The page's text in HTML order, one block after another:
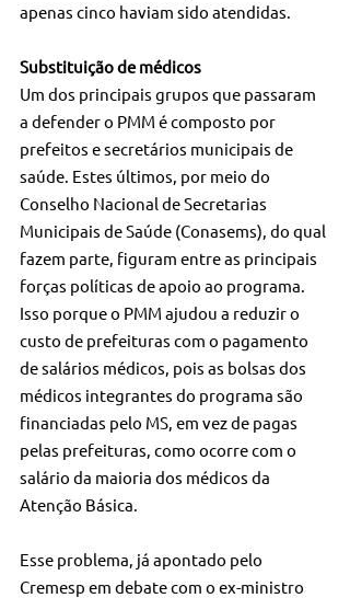
apenas cinco haviam sido atendidas.
Substituição de médicos
Um dos principais grupos que passaram
a defender o PMM é composto por
prefeitos e secretários municipais de
saúde. Estes últimos, por meio do
Conselho Nacional de Secretarias
Municipais de Saúde (Conasems), do qual
fazem parte, figuram entre as principais
forças políticas de apoio ao programa.
Isso porque o PMM ajudou a reduzir o
custo de prefeituras com o pagamento
de salários médicos, pois as bolsas dos
médicos integrantes do programa são
financiadas pelo MS, em vez de pagas
pelas prefeituras, como ocorre com o
salário da maioria dos médicos da
Atenção Básica.
Esse problema, já apontado pelo
Cremesp em debate com o ex-ministro